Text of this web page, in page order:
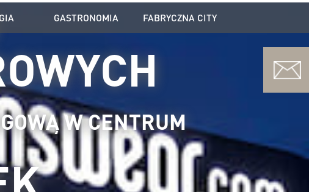
GASTRONOMIA FABRYCZNA CITY
W CENTRUM